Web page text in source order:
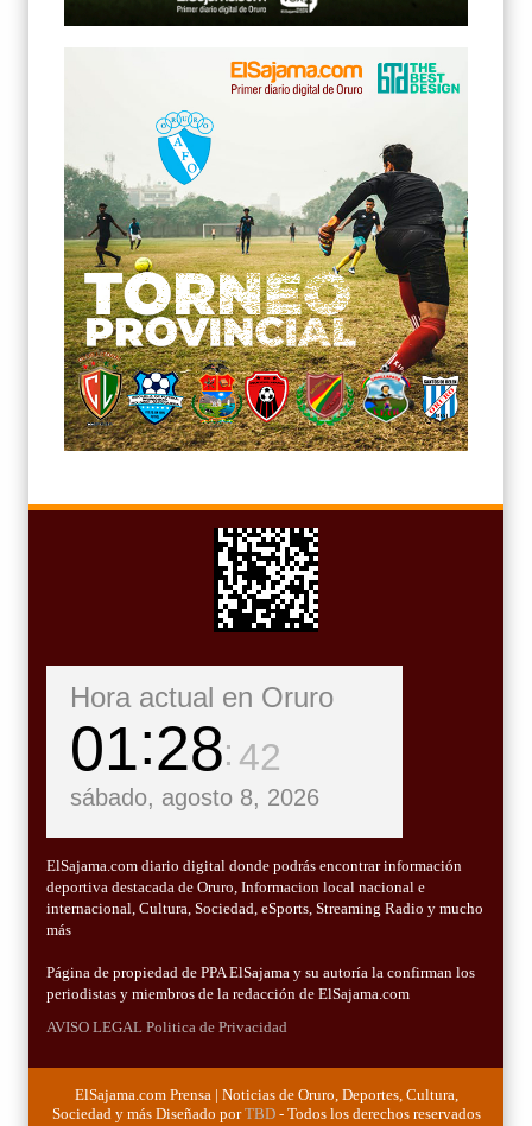
Hora actual en Oruro
01 28 43
sábado, agosto 8, 2026
ElSajama.com diario digital donde podrás encontrar información
deportiva destacada de Oruro, Informacion local nacional e
internacional, Cultura, Sociedad, eSports, Streaming Radio y mucho
más
Página de propiedad de PPA ElSajama y su autoría la confirman los
periodistas y miembros de la redacción de ElSajama.com
AVISO LEGAL Politica de Privacidad
ElSajama.com Prensa | Noticias de Oruro, Deportes, Cultura,
Sociedad y más Diseñado porTBD- Todos los derechos reservados